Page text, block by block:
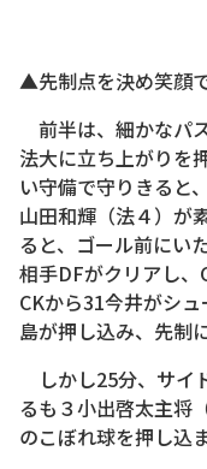
▲先制点を決め笑顔
前半は、細かなパ
法大に立ち上がりを
い守備で守りきると
山田和輝（法４）が
ると、ゴール前にい
相手DFがクリアし
CKから31今井がシ
島が押し込み、先制
しかし25分、サイ
るも３小出啓太主将
のこぼれ球を押し込